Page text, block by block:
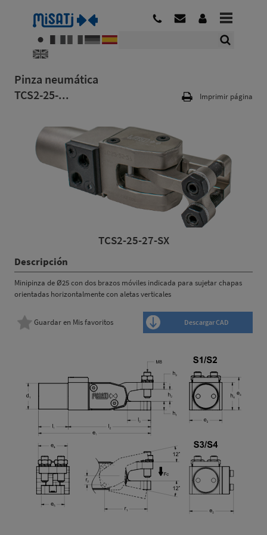
Pinza neumática
TCS2-25-...
Imprimir página
TCS2-25-27-SX
Descripción
Minipinza de Ø25 con dos brazos móviles indicada para sujetar chapas
orientadas horizontalmente con aletas verticales
Descargar CAD
Guardar en Mis favoritos